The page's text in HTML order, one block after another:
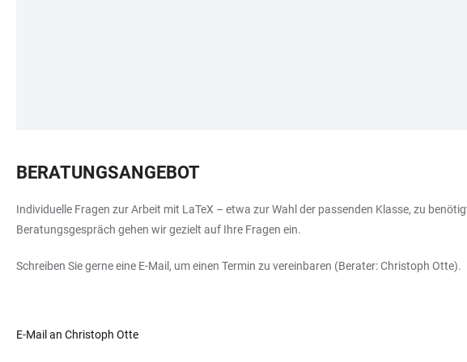
BERATUNGSANGEBOT
Individuelle Fragen zur Arbeit mit LaTeX – etwa zur Wahl der passenden Klasse, zu
Beratungsgespräch gehen wir gezielt auf Ihre Fragen ein.
Schreiben Sie gerne eine E-Mail, um einen Termin zu vereinbaren (Berater: Christoph Otte).
E-Mail an Christoph Otte